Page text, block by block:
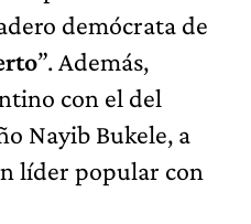
demócrata de
”. Además,
con el del
Nayib Bukele, a
líder popular con